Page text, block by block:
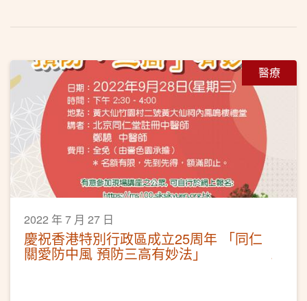
醫療
2022 年 7 月 27 日
慶祝香港特別行政區成立25周年 「同仁
關愛防中風 預防三高有妙法」